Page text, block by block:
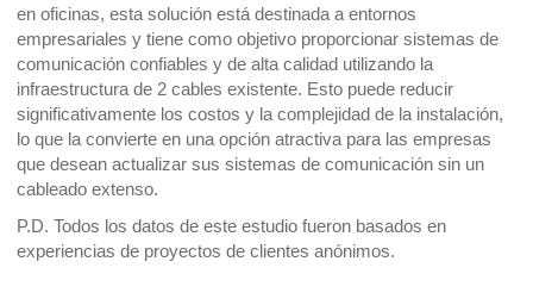
en oficinas, esta solución está destinada a entornos
empresariales y tiene como objetivo proporcionar sistemas de
comunicación confiables y de alta calidad utilizando la
infraestructura de 2 cables existente. Esto puede reducir
significativamente los costos y la complejidad de la instalación,
lo que la convierte en una opción atractiva para las empresas
que desean actualizar sus sistemas de comunicación sin un
cableado extenso.
P.D. Todos los datos de este estudio fueron basados en
experiencias de proyectos de clientes anónimos.